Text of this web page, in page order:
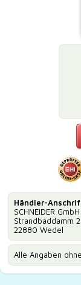
Händler-
SCHNEIDER
Strandbaddamm
22880 Wedel
Alle Angaben